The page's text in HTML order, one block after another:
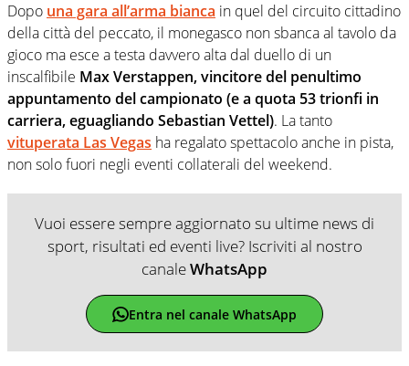
Dopo una gara all’arma bianca in quel del circuito cittadino
della città del peccato, il monegasco non sbanca al tavolo da
gioco ma esce a testa davvero alta dal duello di un
inscalfibile Max Verstappen, vincitore del penultimo
appuntamento del campionato (e a quota 53 trionfi in
carriera, eguagliando Sebastian Vettel). La tanto
vituperata Las Vegas ha regalato spettacolo anche in pista,
non solo fuori negli eventi collaterali del weekend.
Vuoi essere sempre aggiornato su ultime news di
sport, risultati ed eventi live? Iscriviti al nostro
canaleWhatsApp
Entra nel canale WhatsApp